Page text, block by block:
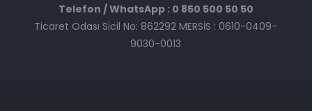
Telefon / WhatsApp : 0 850 500 50 50
Ticaret Odası Sicil No: 862292 MERSİS : 0610-0409-
9030-0013